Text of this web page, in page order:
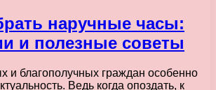
наручные часы:
и полезные советы
и благополучных граждан особенно
Ведь когда опоздать, к